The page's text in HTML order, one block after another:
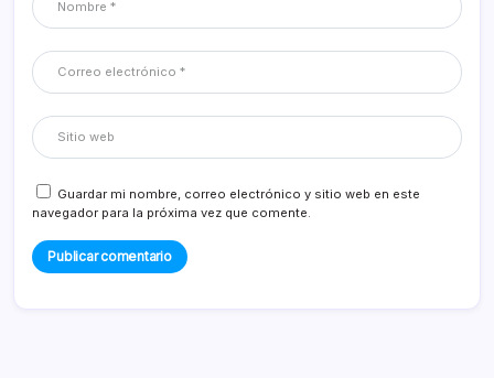
Guardar mi nombre, correo electrónico y sitio web en este
navegador para la próxima vez que comente.